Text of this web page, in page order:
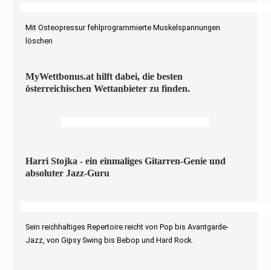
Mit Osteopressur fehlprogrammierte Muskelspannungen
löschen
MyWettbonus.at hilft dabei, die besten
österreichischen Wettanbieter zu finden.
Harri Stojka - ein einmaliges Gitarren-Genie und
absoluter Jazz-Guru
Sein reichhaltiges Repertoire reicht von Pop bis Avantgarde-
Jazz, von Gipsy Swing bis Bebop und Hard Rock.